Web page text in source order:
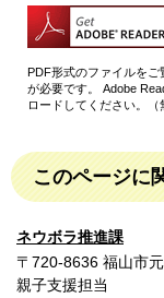
PDF形式のファイルをご
が必要です。
Adobe
ロードしてください。（
このページに
ネウボラ推進課
〒720-8636 福山市
親子支援担当